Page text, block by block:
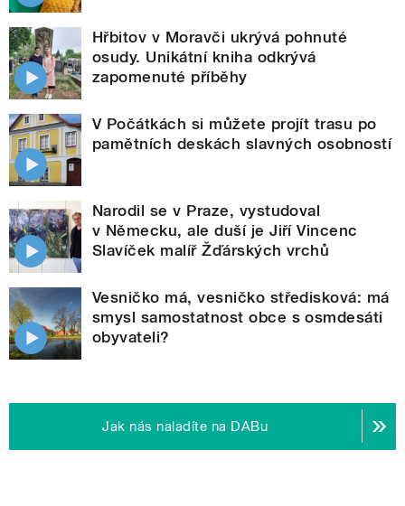
Hřbitov v Moravči ukrývá pohnuté
osudy. Unikátní kniha odkrývá
zapomenuté příběhy
V Počátkách si můžete projít trasu po
pamětních deskách slavných osobností
Narodil se v Praze, vystudoval
v Německu, ale duší je Jiří Vincenc
Slavíček malíř Žďárských vrchů
Vesničko má, vesničko středisková: má
smysl samostatnost obce s osmdesáti
obyvateli?
Jak nás naladíte na DABu